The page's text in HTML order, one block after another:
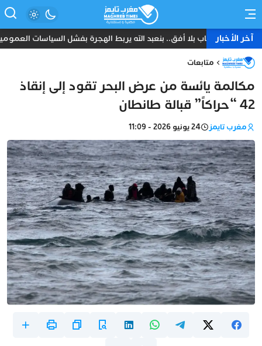
آخر الأخبارشباب بلا أفق.. بنعبد الله يربط الهجرة بفشل السياسات
متابعات
مكالمة يائسة من عرض البحر تقود إلى إنقاذ
42 “حراكاً” قبالة طانطان
مغرب تايمز 24 يونيو 2026 - 11:09